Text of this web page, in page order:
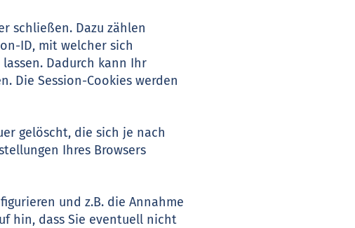
schließen. Dazu zählen
ID, mit welcher sich
Dadurch kann Ihr
Die Session-Cookies werden
gelöscht, die sich je nach
Ihres Browsers
und z.B. die Annahme
hin, dass Sie eventuell nicht